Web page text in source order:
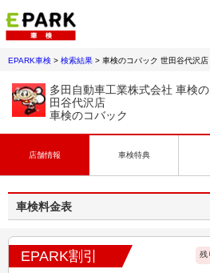
EPARK車検 > 検索結果 > 車検のコバック 世田谷代沢店
多田自動車工業株式会社 車検
田谷代沢店
車検のコバック
店舗情報 車検特典
車検料金表
EPARK割引 残